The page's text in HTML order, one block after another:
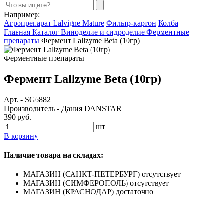
Например:
Агропрепарат Lalvigne Mature Фильтр-картон Колба
Главная Каталог Виноделие и сидроделие Ферментные
препараты Фермент Lallzyme Beta (10гр)
Ферментные препараты
Фермент Lallzyme Beta (10гр)
Арт. - SG6882
Производитель - Дания DANSTAR
390 руб.
шт
В корзину
Наличие товара на складах:
МАГАЗИН (САНКТ-ПЕТЕРБУРГ) отсутствует
МАГАЗИН (СИМФЕРОПОЛЬ) отсутствует
МАГАЗИН (КРАСНОДАР) достаточно